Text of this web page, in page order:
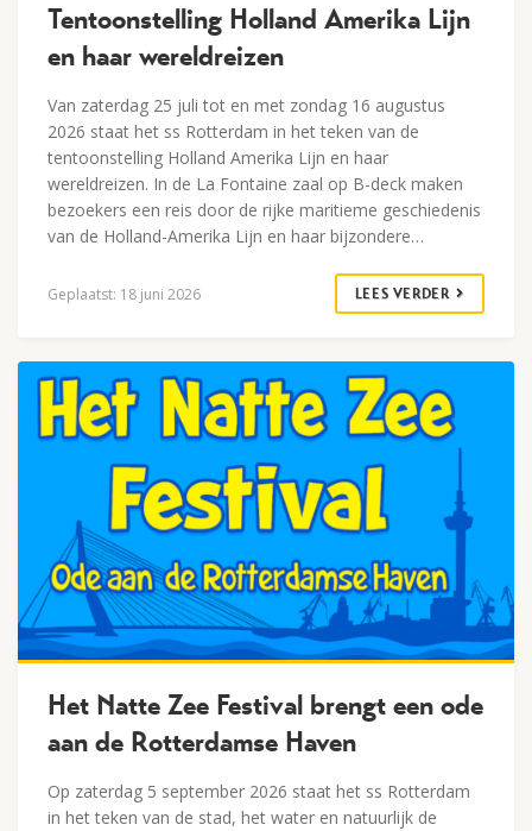
Tentoonstelling Holland Amerika Lijn
en haar wereldreizen
Van zaterdag 25 juli tot en met zondag 16 augustus
2026 staat het ss Rotterdam in het teken van de
tentoonstelling Holland Amerika Lijn en haar
wereldreizen. In de La Fontaine zaal op B-deck maken
bezoekers een reis door de rijke maritieme geschiedenis
van de Holland-Amerika Lijn en haar bijzondere…
Geplaatst: 18 juni 2026 LEES VERDER
Het Natte Zee Festival brengt een ode
aan de Rotterdamse Haven
Op zaterdag 5 september 2026 staat het ss Rotterdam
in het teken van de stad, het water en natuurlijk de